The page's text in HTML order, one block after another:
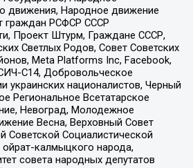
движения, Народное движение
граждан РСФСР СССР
Проект Штурм, Граждане СССР,
Светлых Родов, Совет Советских
Meta Platforms Inc, Facebook,
С14, Добровольческое
украинских националистов, Черный
Региональное Всетатарское
Невоград, Молодежное
Весна, Верховный Совет
Советской Социалистической
ойрат-калмыцкого народа,
совета народных депутатов